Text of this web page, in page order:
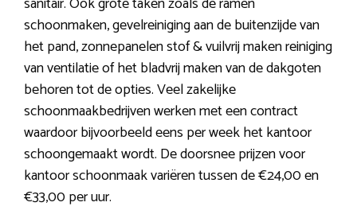
schoonmaken, gevelreiniging aan de buitenzijde van
het pand, zonnepanelen stof & vuilvrij maken reiniging
van ventilatie of het bladvrij maken van de dakgoten
behoren tot de opties. Veel zakelijke
schoonmaakbedrijven werken met een contract
waardoor bijvoorbeeld eens per week het kantoor
schoongemaakt wordt. De doorsnee prijzen voor
kantoor schoonmaak variëren tussen de €24,00 en
€33,00 per uur.